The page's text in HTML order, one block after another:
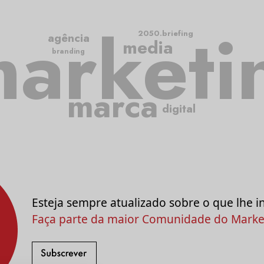
marca
media
agência
digital
2050.briefing
branding
Esteja sempre atualizado sobre o que lhe
Faça parte da maior Comunidade do